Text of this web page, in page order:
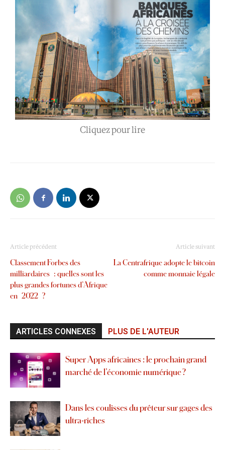
Cliquez pour lire
Article précédent
Classement Forbes des
milliardaires : quelles sont les
plus grandes fortunes d’Afrique
en 2022 ?
Article suivant
La Centrafrique adopte le bitcoin
comme monnaie légale
ARTICLES CONNEXES PLUS DE L'AUTEUR
Super Apps africaines : le prochain grand
marché de l’économie numérique ?
Dans les coulisses du prêteur sur gages des
ultra-riches